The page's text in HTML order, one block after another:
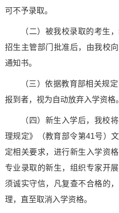
可不予录取。
（二）被我校录取的考生
招生主管部门批准后，由我校
通知书。
（三）依据教育部相关规
报到者，视为自动放弃入学资格。
（四）新生入学后，我校
理规定》（教育部令第41号）
定相关要求，进行新生入学资
专业录取的新生，组织专家开
须诚实守信，凡复查不合格的
理，直至取消入学资格。